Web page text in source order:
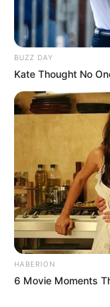
BUZZ DAY
Kate Thought No
HABERION
6 Movie Moments